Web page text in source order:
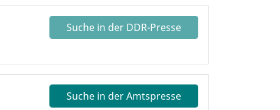
Suche in der DDR-Presse
Suche in der Amtspresse